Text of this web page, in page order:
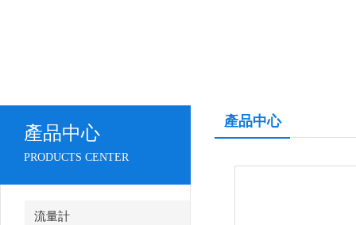
產品中心
PRODUCTS CENTER
流量計
產品中心